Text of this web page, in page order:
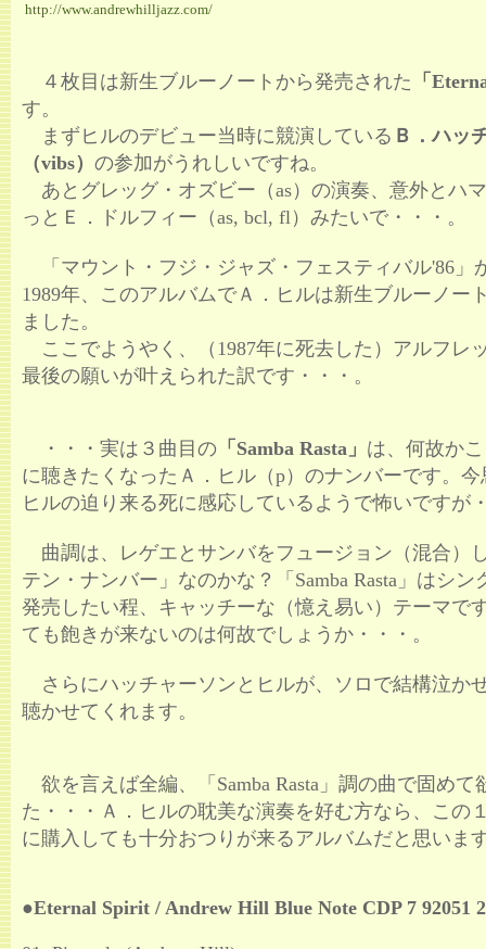
http://www.andrewhilljazz.com/
４枚目は新生ブルーノートから発売された 「
す。
まずヒルのデビュー当時に競演している Ｂ．ハッ
（vibs） の参加がうれしいですね。
あとグレッグ・オズビー（as）の演奏、意外とハ
っとＥ．ドルフィー（as, bcl, fl）みたいで・・・。
「マウント・フジ・ジャズ・フェスティバル'86」
1989年、このアルバムでＡ．ヒルは新生ブルーノー
ました。
ここでようやく、（1987年に死去した）アルフレ
最後の願いが叶えられた訳です・・・。
・・・実は３曲目の 「Samba Rasta」 は、何故か
に聴きたくなったＡ．ヒル（p）のナンバーです。
ヒルの迫り来る死に感応しているようで怖いですが
曲調は、レゲエとサンバをフュージョン（混合）
テン・ナンバー」なのかな？「Samba Rasta」はシン
発売したい程、キャッチーな（憶え易い）テーマで
ても飽きが来ないのは何故でしょうか・・・。
さらにハッチャーソンとヒルが、ソロで結構泣か
聴かせてくれます。
欲を言えば全編、「Samba Rasta」調の曲で固めて
た・・・Ａ．ヒルの耽美な演奏を好む方なら、この
に購入しても十分おつりが来るアルバムだと思いま
●Eternal Spirit / Andrew Hill Blue Note CDP 7 92051 2